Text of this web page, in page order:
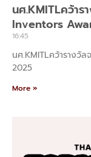
นศ.KMITLคว้า
Inventors
16:45
นศ.KMITLคว้ารางวั
2025
More »